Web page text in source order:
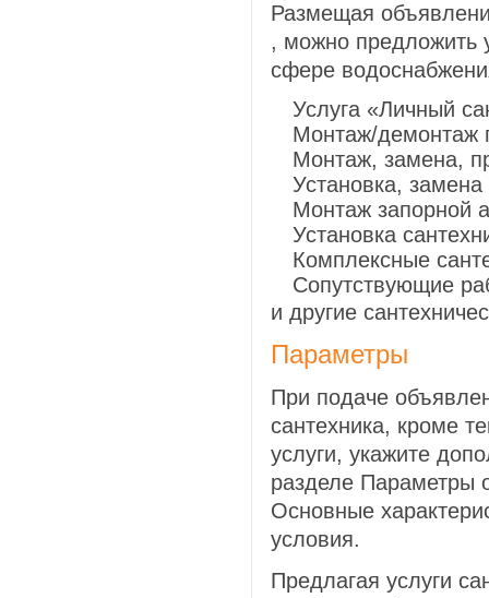
Размещая
, можно предложить
сфере
Услуга «Личный
Монтаж/демонтаж
Монтаж, замена,
Установка,
Монтаж запорной
Установка
Комплексные
Сопутствующие
и другие
Параметры
При подаче
сантехника, кроме
услуги, укажите
разделе Параметры
Основные
условия.
Предлагая услуги